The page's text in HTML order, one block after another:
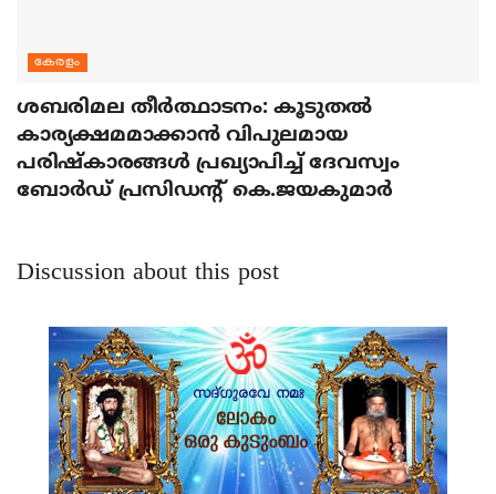
കേരളം
ശബരിമല തീര്‍ത്ഥാടനം: കൂടുതല്‍
കാര്യക്ഷമമാക്കാന്‍ വിപുലമായ
പരിഷ്‌കാരങ്ങള്‍ പ്രഖ്യാപിച്ച് ദേവസ്വം
ബോര്‍ഡ് പ്രസിഡന്റ് കെ.ജയകുമാര്‍
Discussion about this post